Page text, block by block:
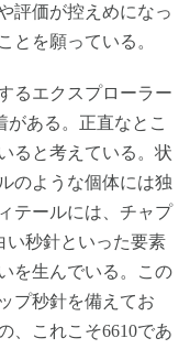
評価が控えめになっ
とを願っている。
るエクスプローラー
がある。正直なとこ
ると考えている。状
のような個体には独
テールには、チャプ
い秒針といった要素
を生んでいる。この
プ秒針を備えてお
、これこそ6610であ